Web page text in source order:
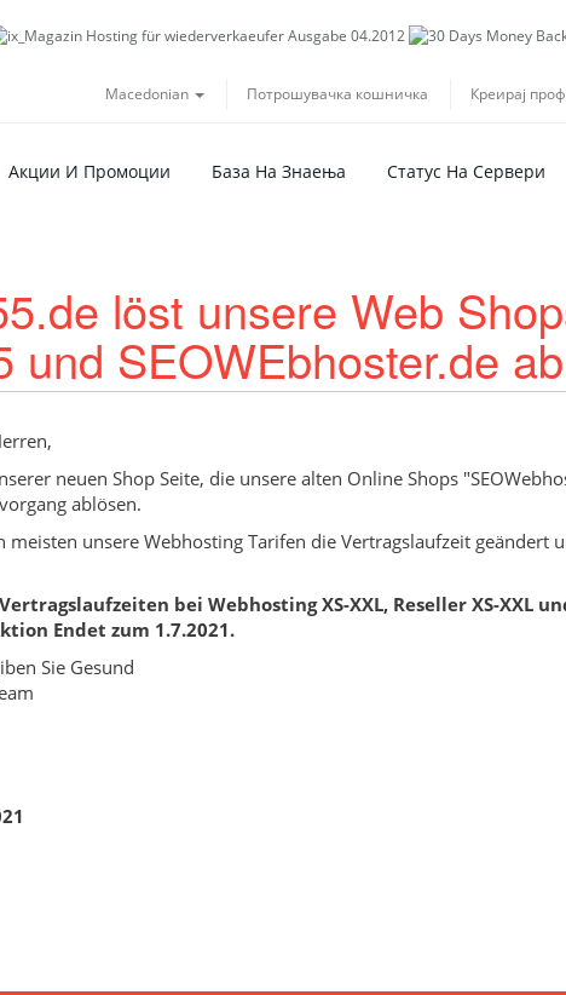
Macedonian Потрошувачка кошничка Креирај
Акции И Промоции База На Знаења Статус На Сервери
löst unsere Web
und SEOWEbhoster.de ab
neuen Shop Seite, die unsere alten Online Shops
ablösen.
unsere Webhosting Tarifen die Vertragslaufzeit geändert
bei Webhosting XS-XXL, Reseller XS-XXL
Endet zum 1.7.2021.
Sie Gesund